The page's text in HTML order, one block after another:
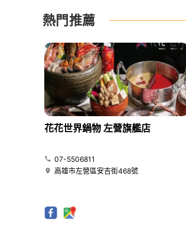
熱門推薦
花花世界鍋物 左營旗艦店
07-5506811
高雄市左營區安吉街468號